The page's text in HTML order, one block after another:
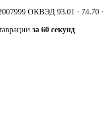
ОКВЭД 93.01 · 74.70 ·
за 60 секунд